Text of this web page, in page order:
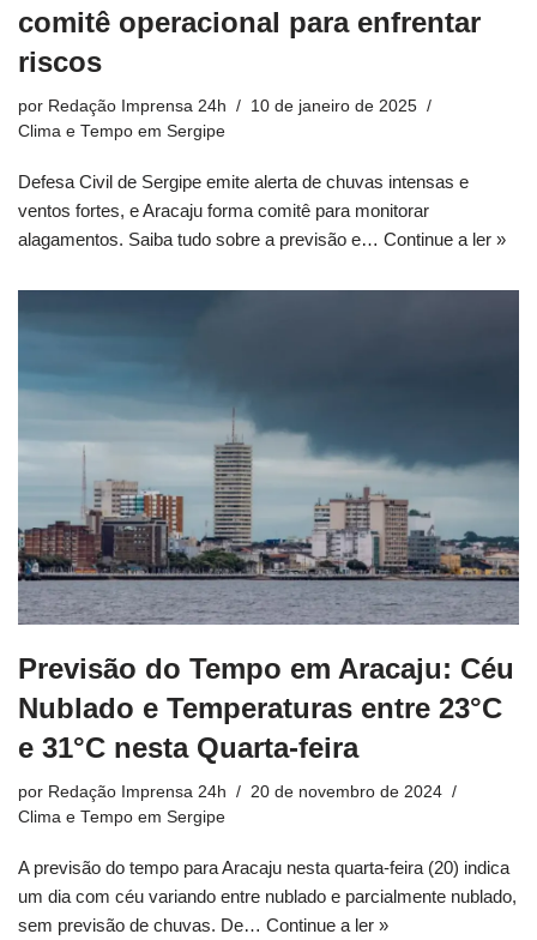
comitê operacional para enfrentar
riscos
por Redação Imprensa 24h
10 de janeiro de 2025
Clima e Tempo em Sergipe
Defesa Civil de Sergipe emite alerta de chuvas intensas e
ventos fortes, e Aracaju forma comitê para monitorar
alagamentos. Saiba tudo sobre a previsão e… Continue a ler »
Previsão do Tempo em Aracaju: Céu
Nublado e Temperaturas entre 23°C
e 31°C nesta Quarta-feira
por Redação Imprensa 24h
20 de novembro de 2024
Clima e Tempo em Sergipe
A previsão do tempo para Aracaju nesta quarta-feira (20) indica
um dia com céu variando entre nublado e parcialmente nublado,
sem previsão de chuvas. De… Continue a ler »